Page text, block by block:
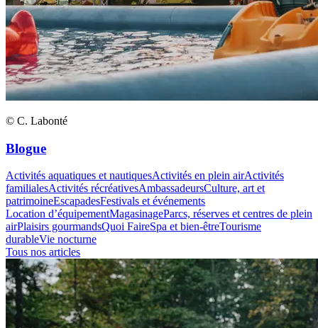
© C. Labonté
Blogue
Activités aquatiques et nautiquesActivités en plein airActivités
familialesActivités récréativesAmbassadeursCulture, art et
patrimoineEscapadesFestivals et événements
Location d’équipementMagasinageParcs, réserves et centres de plein
airPlaisirs gourmandsQuoi FaireSpa et bien-êtreTourisme
durableVie nocturne
Tous nos articles